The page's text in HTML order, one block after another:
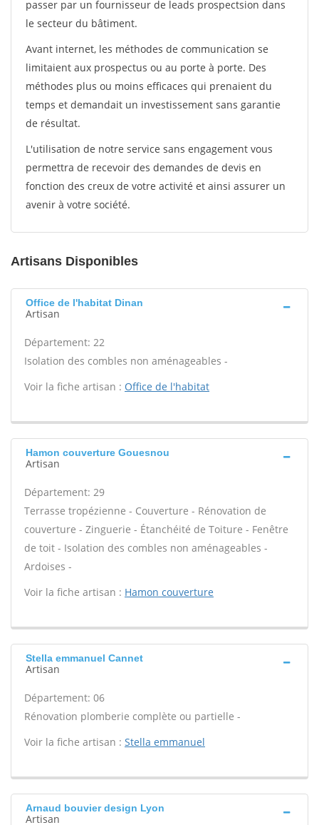
passer par un fournisseur de leads prospectsion dans
le secteur du bâtiment.
Avant internet, les méthodes de communication se
limitaient aux prospectus ou au porte à porte. Des
méthodes plus ou moins efficaces qui prenaient du
temps et demandait un investissement sans garantie
de résultat.
L'utilisation de notre service sans engagement vous
permettra de recevoir des demandes de devis en
fonction des creux de votre activité et ainsi assurer un
avenir à votre société.
Artisans Disponibles
Office de l'habitat Dinan
Artisan
Département: 22
Isolation des combles non aménageables -
Voir la fiche artisan : Office de l'habitat
Hamon couverture Gouesnou
Artisan
Département: 29
Terrasse tropézienne - Couverture - Rénovation de
couverture - Zinguerie - Étanchéité de Toiture - Fenêtre
de toit - Isolation des combles non aménageables -
Ardoises -
Voir la fiche artisan : Hamon couverture
Stella emmanuel Cannet
Artisan
Département: 06
Rénovation plomberie complète ou partielle -
Voir la fiche artisan : Stella emmanuel
Arnaud bouvier design Lyon
Artisan